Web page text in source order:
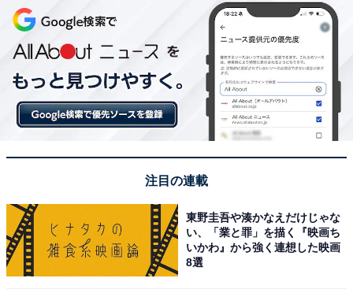
部（現在は廃止）に進学しています。大学1年生の時
に、高校時代の後輩である相方・矢部浩之さんに誘われ
て、吉本総合芸能学院（NSC）に入所し「ナインティナ
イン」を結成。その後、大学は中退してお笑いに専念す
る道を選んだそうです。
「知的な一面が意外と知られていない（20代女性／東京
都）、「地元が京都で立命館大学が近くなのですが、そ
こに岡村さんが通っていたことを初めて知りました」
（20代女性／大阪府）、「高校卒業してすぐ、お笑いの
世界に入られたと思っていたので、大学に進学していて
注目の連載
東野圭吾や湊かなえだけじゃな
い、「業と罪」を描く『映画ち
いかわ』から強く連想した映画
8選